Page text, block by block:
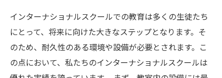
インターナショナルスクールでの教育は多くの生徒たち
にとって、将来に向けた大きなステップとなります。そ
のため、耐久性のある環境や設備が必要とされます。こ
の点において、私たちのインターナショナルスクールは